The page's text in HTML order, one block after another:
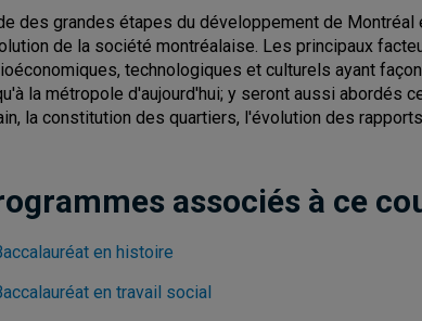
des grandes étapes du développement de
de la société montréalaise. Les principaux
technologiques et culturels ayant
la métropole d'aujourd'hui; y seront aussi abordés
la constitution des quartiers, l'évolution des
associés à ce
en histoire
en travail social